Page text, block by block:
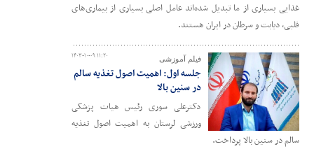
غذایی بسیاری از ما تبدیل شده‌اند عامل اصلی بسیاری از بیماری‌های
قلبی، دیابت و سرطان در ایران هستند.
۱۴۰۳-۱۰-۰۹ ۱۱:۲۰ فیلم آموزشی
جلسه اول: اهمیت اصول تغذیه سالم
در سنین بالا
دکترعلی سوری رئیس هیات پزشکی
ورزشی لرستان به اهمیت اصول تغذیه
سالم در سنین بالا پرداخت.